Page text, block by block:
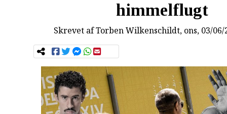
himmelflugt
Skrevet afTorben Wilkenschildt, ons, 03/